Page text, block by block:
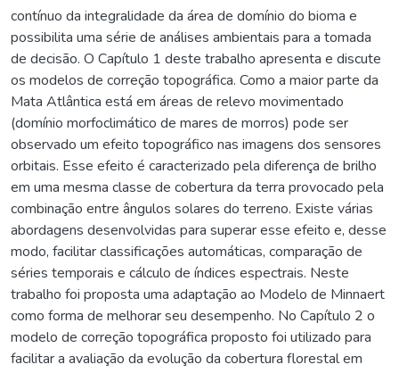
contínuo da integralidade da área de domínio do bioma e
possibilita uma série de análises ambientais para a tomada
de decisão. O Capítulo 1 deste trabalho apresenta e discute
os modelos de correção topográfica. Como a maior parte da
Mata Atlântica está em áreas de relevo movimentado
(domínio morfoclimático de mares de morros) pode ser
observado um efeito topográfico nas imagens dos sensores
orbitais. Esse efeito é caracterizado pela diferença de brilho
em uma mesma classe de cobertura da terra provocado pela
combinação entre ângulos solares do terreno. Existe várias
abordagens desenvolvidas para superar esse efeito e, desse
modo, facilitar classificações automáticas, comparação de
séries temporais e cálculo de índices espectrais. Neste
trabalho foi proposta uma adaptação ao Modelo de Minnaert
como forma de melhorar seu desempenho. No Capítulo 2 o
modelo de correção topográfica proposto foi utilizado para
facilitar a avaliação da evolução da cobertura florestal em